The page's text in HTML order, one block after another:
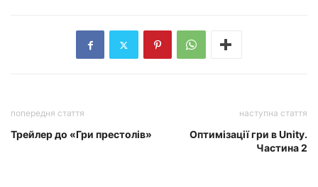
попередня стаття
Трейлер до «Гри престолів»
наступна стаття
Оптимізації гри в Unity.
Частина 2